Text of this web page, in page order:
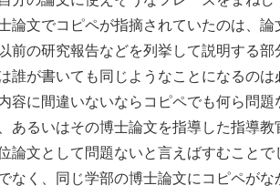
論文でコピペが指摘されていたのは、
前の研究報告などを列挙して説明する
誰が書いても同じようなことになるの
容に間違いないならコピペでも何ら問
あるいはその博士論文を指導した指導
論文として問題ないと言えばすむこと
なく、同じ学部の博士論文にコピペが